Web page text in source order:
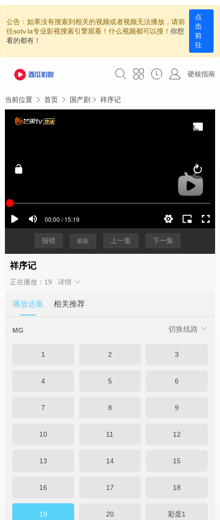
公告：如果没有搜索到相关的视频或者视频无法播放，请前
往sotv.la专业影视搜索引擎观看！什么视频都可以搜！ 你想
看的都有！
点
击
前
往
硬核指南
当前位置 首页 国产剧 祥序记
报错 刷新 上一集 下一集
祥序记
正在播放：19 详情
播放选集 相关推荐
切换线路
MG
1 2 3
4 5 6
7 8 9
10 11 12
13 14 15
16 17 18
19 20 彩蛋1